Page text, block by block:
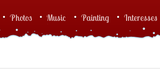
Photos Music Painting Interesses